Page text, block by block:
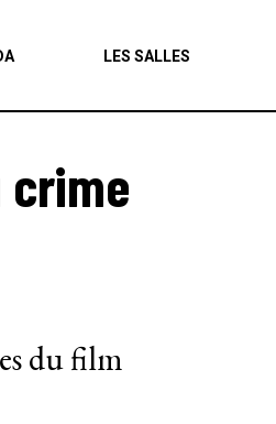
LES SALLES
crime
du film